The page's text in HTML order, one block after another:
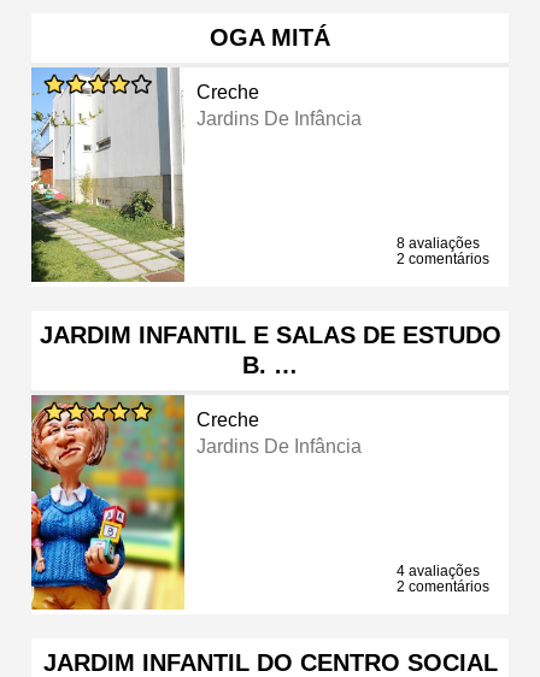
OGA MITÁ
Creche
Jardins De Infância
8 avaliações
2 comentários
JARDIM INFANTIL E SALAS DE ESTUDO
B. …
Creche
Jardins De Infância
4 avaliações
2 comentários
JARDIM INFANTIL DO CENTRO SOCIAL